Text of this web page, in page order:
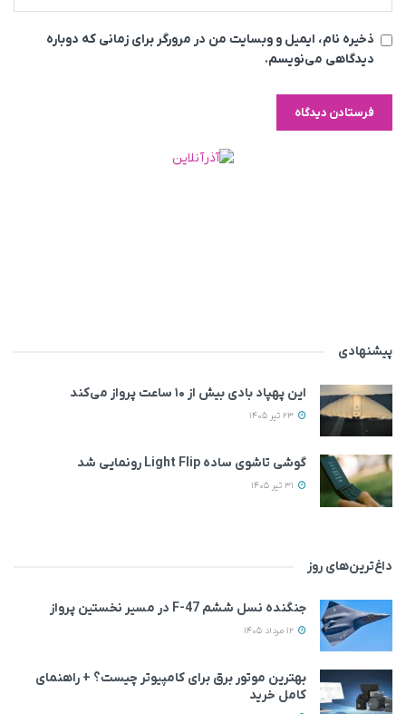
ذخیره نام، ایمیل و وبسایت من در مرورگر برای زمانی که دوباره
دیدگاهی می‌نویسم.
پیشنهادی
این پهپاد بادی بیش از ۱۰ ساعت پرواز می‌کند
گوشی تاشوی ساده Light Flip رونمایی شد
داغ‌ترین‌های روز
جنگنده نسل ششم F-47 در مسیر نخستین پرواز
بهترین موتور برق برای کامپیوتر چیست؟ + راهنمای
کامل خرید